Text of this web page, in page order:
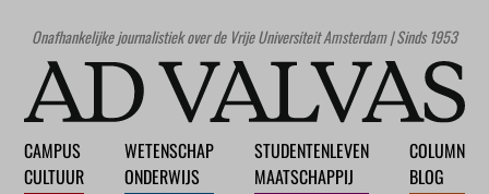
Onafhankelijke journalistiek over de Vrije Universiteit Amsterdam | Sinds 1953
CAMPUS
CULTUUR
WETENSCHAP
ONDERWIJS
STUDENTENLEVEN
MAATSCHAPPIJ
COLUMN
BLOG